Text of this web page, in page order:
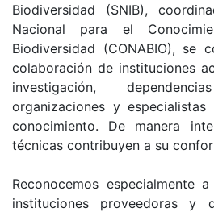
Biodiversidad (SNIB),
Nacional para el
Biodiversidad (CONABIO), se
colaboración de instituciones
investigación,
organizaciones y
conocimiento. De manera
técnicas contribuyen a su
Reconocemos especialmente
instituciones proveedoras y